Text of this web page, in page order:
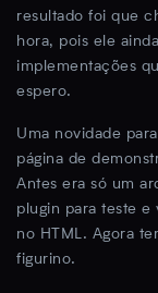
resultado foi que
hora, pois ele
implementações
espero.
Uma novidade
página de
Antes era só um
plugin para teste
no HTML. Agora
figurino.